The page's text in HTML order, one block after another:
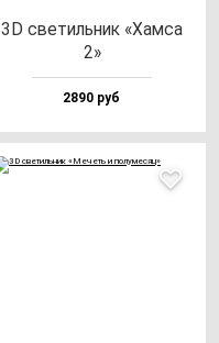
3D све­тиль­ник «Хам­са
2»
2890 руб